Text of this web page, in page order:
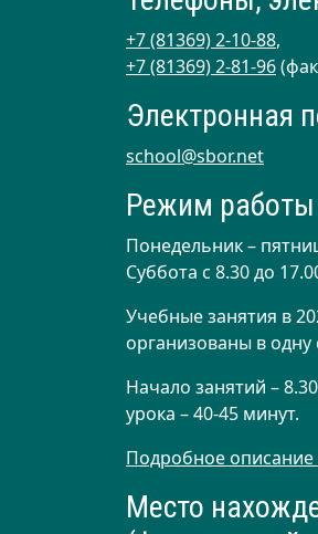
+7 (81369) 2-10-88,
+7 (81369) 2-81-96
Электронная
school@sbor.net
Режим работы
Понедельник –
Суббота с 8.30 до
Учебные занятия в
организованы в одну
Начало занятий –
урока – 40-45 минут.
Подробное
Место